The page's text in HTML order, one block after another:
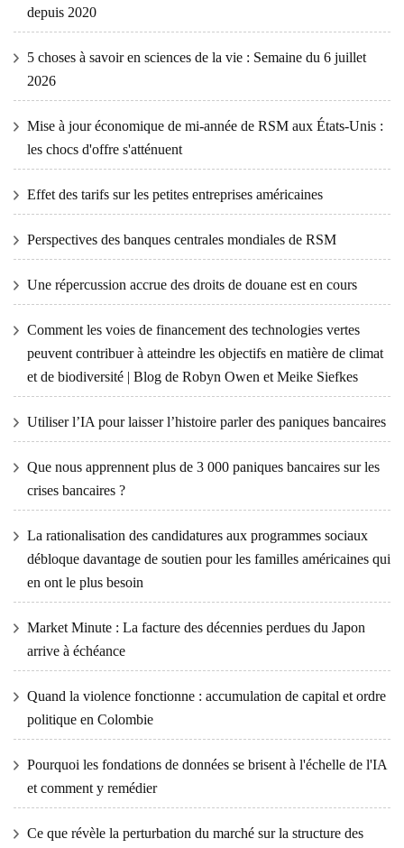
depuis 2020
5 choses à savoir en sciences de la vie : Semaine du 6 juillet
2026
Mise à jour économique de mi-année de RSM aux États-Unis :
les chocs d'offre s'atténuent
Effet des tarifs sur les petites entreprises américaines
Perspectives des banques centrales mondiales de RSM
Une répercussion accrue des droits de douane est en cours
Comment les voies de financement des technologies vertes
peuvent contribuer à atteindre les objectifs en matière de climat
et de biodiversité | Blog de Robyn Owen et Meike Siefkes
Utiliser l’IA pour laisser l’histoire parler des paniques bancaires
Que nous apprennent plus de 3 000 paniques bancaires sur les
crises bancaires ?
La rationalisation des candidatures aux programmes sociaux
débloque davantage de soutien pour les familles américaines qui
en ont le plus besoin
Market Minute : La facture des décennies perdues du Japon
arrive à échéance
Quand la violence fonctionne : accumulation de capital et ordre
politique en Colombie
Pourquoi les fondations de données se brisent à l'échelle de l'IA
et comment y remédier
Ce que révèle la perturbation du marché sur la structure des